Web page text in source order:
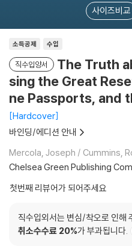
사이즈비교
소득공제 수입
직수입양서
The Truth
sing the Great
ne Passports, and
Hardcover
바인딩/에디션 안내
Mercola, Joseph / Cummins,
Chelsea Green Publishing
첫번째 리뷰어가 되어주세요
직수입외서는 변심/착오로 인해
취소수수료 20%가 부과됩니다.